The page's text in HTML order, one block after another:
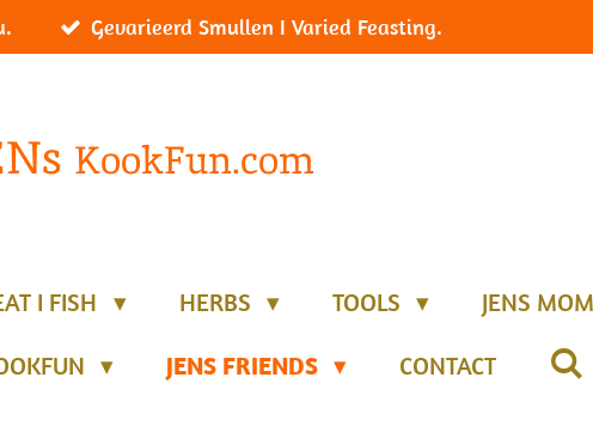
Gevarieerd Smullen I Varied Feasting.
KookFun.com
I FISH HERBS TOOLS JENS
JENS FRIENDS CONTACT